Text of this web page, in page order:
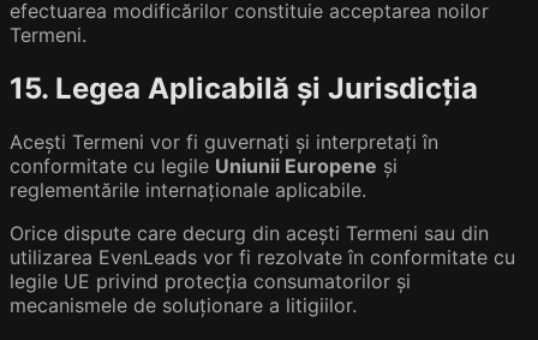
efectuarea modificărilor constituie acceptarea noilor
Termeni.
15. Legea Aplicabilă și Jurisdicția
Acești Termeni vor fi guvernați și interpretați în
conformitate cu legile Uniunii Europene și
reglementările internaționale aplicabile.
Orice dispute care decurg din acești Termeni sau din
utilizarea EvenLeads vor fi rezolvate în conformitate cu
legile UE privind protecția consumatorilor și
mecanismele de soluționare a litigiilor.